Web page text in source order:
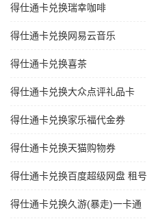
得仕通卡兑换瑞幸咖啡
得仕通卡兑换网易云音乐
得仕通卡兑换喜茶
得仕通卡兑换大众点评礼品卡
得仕通卡兑换家乐福代金券
得仕通卡兑换天猫购物券
得仕通卡兑换百度超级网盘 租号
得仕通卡兑换久游(暴走)一卡通